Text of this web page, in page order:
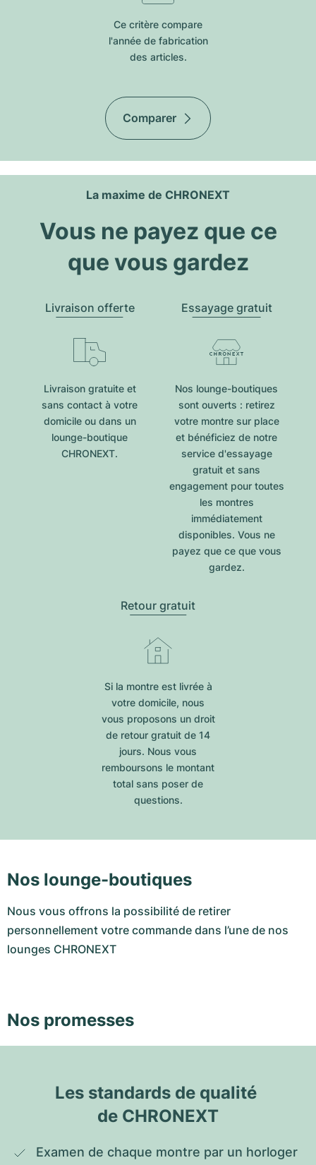
Ce critère compare
l'année de fabrication
des articles.
Comparer
La maxime de CHRONEXT
Vous ne payez que ce
que vous gardez
Livraison offerte
Livraison gratuite et
sans contact à votre
domicile ou dans un
lounge-boutique
CHRONEXT.
Essayage gratuit
Nos lounge-boutiques
sont ouverts : retirez
votre montre sur place
et bénéficiez de notre
service d'essayage
gratuit et sans
engagement pour toutes
les montres
immédiatement
disponibles. Vous ne
payez que ce que vous
gardez.
Retour gratuit
Si la montre est livrée à
votre domicile, nous
vous proposons un droit
de retour gratuit de 14
jours. Nous vous
remboursons le montant
total sans poser de
questions.
Nos lounge-boutiques
Nous vous offrons la possibilité de retirer
personnellement votre commande dans l’une de nos
lounges CHRONEXT
Nos promesses
Les standards de qualité
de CHRONEXT
Examen de chaque montre par un horloger